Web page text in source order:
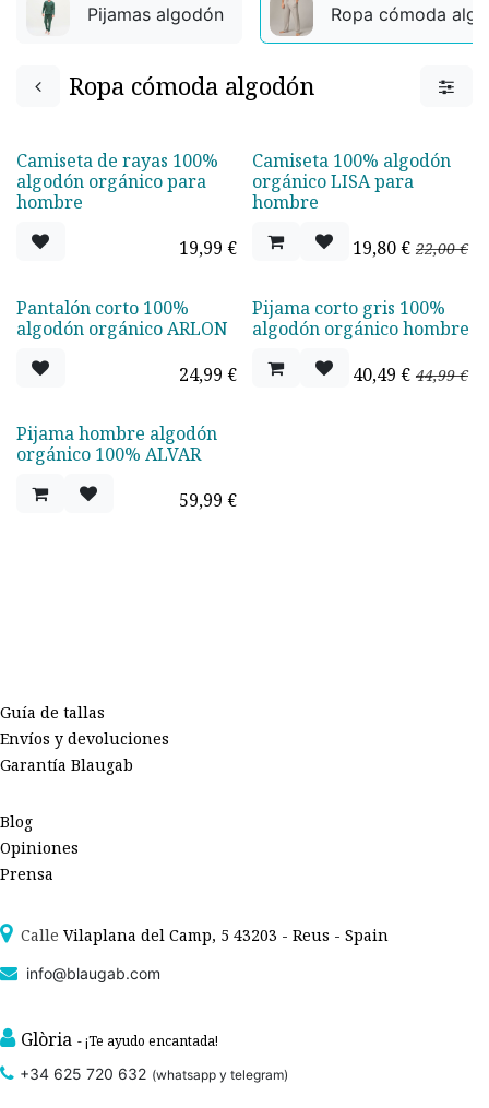
Pijamas algodón Ropa cómoda
Ropa cómoda algodón
¡Nuevo!
Camiseta de rayas 100%
algodón orgánico para
hombre
19,99 €
Oferta - 10%
Camiseta 100% algodón
orgánico LISA para
hombre
19,80 € 22,00€
Pantalón corto 100%
algodón orgánico ARLON
24,99 € Oferta - 10%
Pijama corto gris 100%
algodón orgánico hombre
40,49 € 44,99€
Pijama hombre algodón
orgánico 100% ALVAR
59,99 €
Guía de tallas
Envíos y devoluciones
Garantía Blaugab
Blog
Opiniones
Prensa
Calle Vilaplana del Camp, 5 43203 - Reus - Spain
info@blaugab.com
Glòria - ¡Te ayudo encantada!
+34 625 720 632 (whatsapp y telegram)